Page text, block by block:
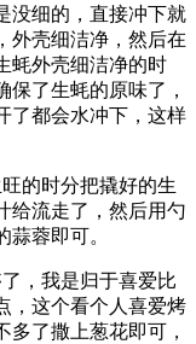
没细的，直接冲下就
外壳细洁净，然后在
蚝外壳细洁净的时
了生蚝的原味了，
了都会水冲下，这样
的时分把撬好的生
给流走了，然后用勺
蓉即可。
，我是归于喜爱比
，这个看个人喜爱烤
了撒上葱花即可，